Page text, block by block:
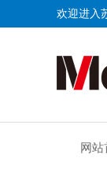
欢迎进入
网站